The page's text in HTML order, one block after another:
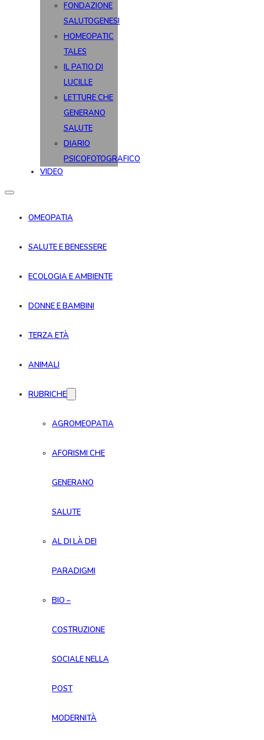
FONDAZIONE
SALUTOGENESI
HOMEOPATIC
TALES
IL PATIO DI
LUCILLE
LETTURE CHE
GENERANO
SALUTE
DIARIO
PSICOFOTOGRAFICO
VIDEO
OMEOPATIA
SALUTE E BENESSERE
ECOLOGIA E AMBIENTE
DONNE E BAMBINI
TERZA ETÀ
ANIMALI
RUBRICHE
AGROMEOPATIA
AFORISMI CHE
GENERANO
SALUTE
AL DI LÀ DEI
PARADIGMI
BIO –
COSTRUZIONE
SOCIALE NELLA
POST
MODERNITÀ